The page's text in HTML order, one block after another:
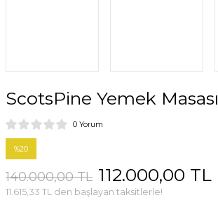
ScotsPine Yemek Masası
0 Yorum
%20
140.000,00 TL 112.000,00 TL
11.615,33 TL den başlayan taksitlerle!